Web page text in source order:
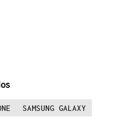
SAMSUNG GALAXY